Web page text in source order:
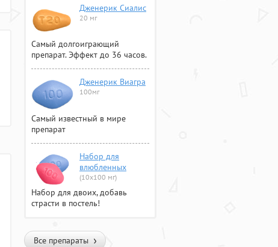
Дженерик Сиалис
20 мг
Самый долгоиграющий
препарат. Эффект до 36 часов.
Дженерик Виагра
100мг
Самый известный в мире
препарат
Набор для
влюбленных
(10х100 мг)
Набор для двоих, добавь
страсти в постель!
Все препараты